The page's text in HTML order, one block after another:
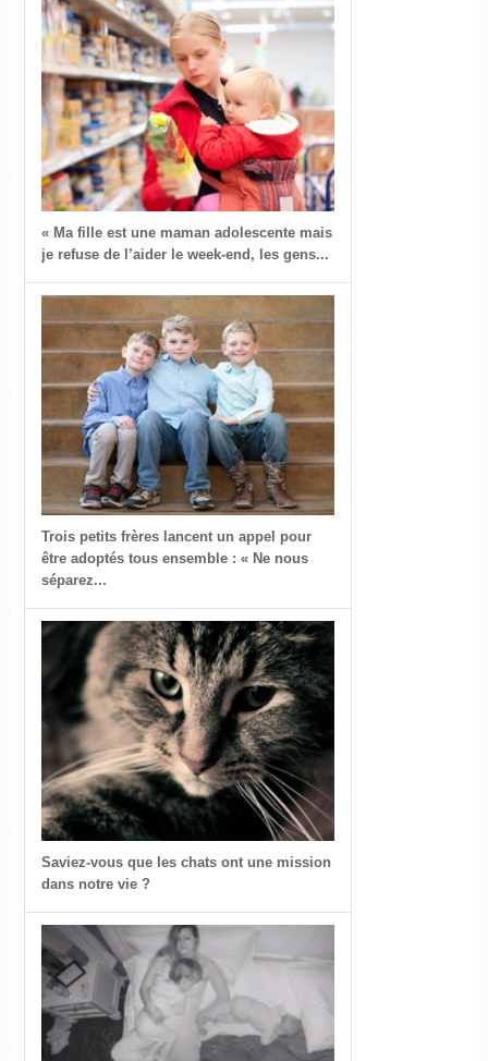
« Ma fille est une maman adolescente mais
je refuse de l’aider le week-end, les gens...
Trois petits frères lancent un appel pour
être adoptés tous ensemble : « Ne nous
séparez...
Saviez-vous que les chats ont une mission
dans notre vie ?